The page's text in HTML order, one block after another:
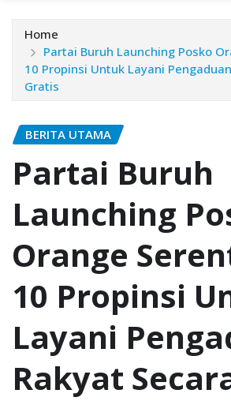
Home
Partai Buruh Launching Posko
10 Propinsi Untuk Layani
Gratis
BERITA UTAMA
Partai Buruh
Launching
Orange
10 Propinsi
Layani
Rakyat